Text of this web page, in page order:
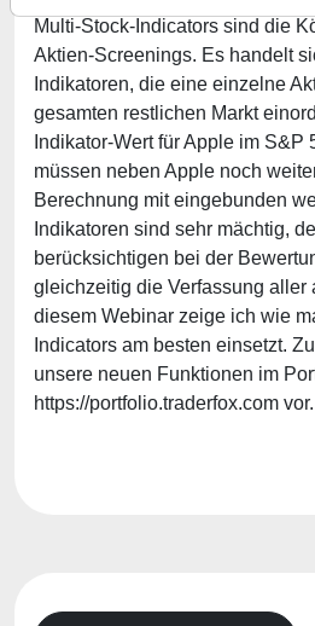
Multi-Stock-Indicators sind die
Aktien-Screenings. Es handelt
Indikatoren, die eine einzelne
gesamten restlichen Markt
Indikator-Wert für Apple im S&P
müssen neben Apple noch
Berechnung mit eingebunden
Indikatoren sind sehr mächtig,
berücksichtigen bei der
gleichzeitig die Verfassung aller
diesem Webinar zeige ich wie
Indicators am besten einsetzt.
unsere neuen Funktionen im
https://portfolio.traderfox.com vor.